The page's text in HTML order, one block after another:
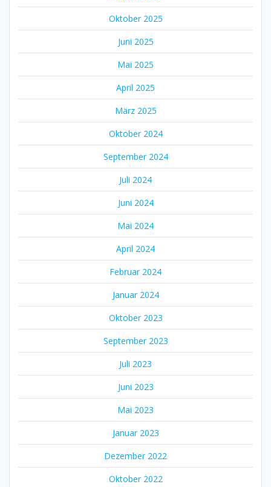
Oktober 2025
Juni 2025
Mai 2025
April 2025
März 2025
Oktober 2024
September 2024
Juli 2024
Juni 2024
Mai 2024
April 2024
Februar 2024
Januar 2024
Oktober 2023
September 2023
Juli 2023
Juni 2023
Mai 2023
Januar 2023
Dezember 2022
Oktober 2022